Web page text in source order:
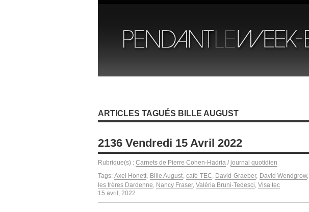
ARTICLES TAGUÉS BILLE AUGUST
2136 Vendredi 15 Avril 2022
Rubrique(s) : Carnets de Pierre Cohen-Hadria / journal quotidien
Tags: Axel Honett, Bille August,café TEC, David Graeber, David Wendgrow,
les frères Dardenne, Nancy Fraser, Valéria Bruni-Tedesci, Visa tec
15 avril, 2022